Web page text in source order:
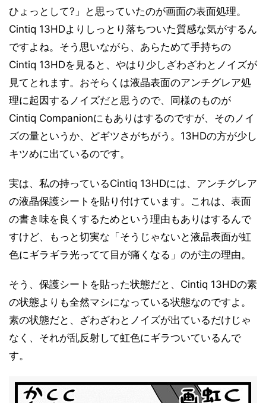
ひょっとして?」と思っていたのが画面の表面処理。
Cintiq 13HDよりしっとり落ちついた質感な気がするん
ですよね。そう思いながら、あらためて手持ちの
Cintiq 13HDを見ると、やはり少しざわざわとノイズが
見てとれます。おそらくは液晶表面のアンチグレア処
理に起因するノイズだと思うので、同様のものが
Cintiq Companionにもありはするのですが、そのノイ
ズの量というか、どギツさがちがう。13HDの方が少し
キツめに出ているのです。
実は、私の持っているCintiq 13HDには、アンチグレア
の液晶保護シートを貼り付けています。これは、表面
の書き味を良くするためという理由もありはするんで
すけど、もっと切実な「そうじゃないと液晶表面が虹
色にギラギラ光ってて目が痛くなる」のが主の理由。
そう、保護シートを貼った状態だと、Cintiq 13HDの素
の状態よりも全然マシになっている状態なのですよ。
素の状態だと、ざわざわとノイズが出ているだけじゃ
なく、それが乱反射して虹色にギラついているんで
す。